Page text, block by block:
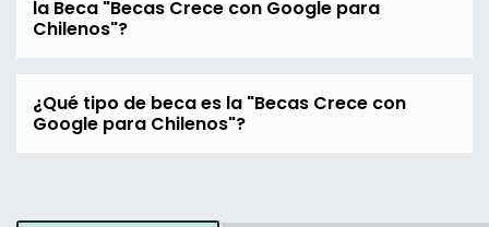
la Beca "Becas Crece con Google para
Chilenos"?
¿Qué tipo de beca es la "Becas Crece con
Google para Chilenos"?